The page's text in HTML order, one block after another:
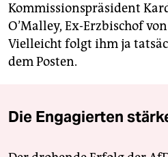
Kommissionspräsident
O’Malley, Ex-Erzbischof
Vielleicht folgt ihm ja
dem Posten.
Die Engagierten